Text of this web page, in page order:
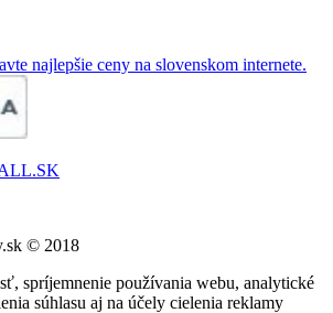
© 2018
spríjemnenie používania webu, analytické
súhlasu aj na účely cielenia reklamy